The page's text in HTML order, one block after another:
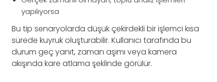
yapılıyorsa
Bu tip senaryolarda düşük çekirdekli bir işlemci kısa
sürede kuyruk oluşturabilir. Kullanıcı tarafında bu
durum geç yanıt, zaman aşımı veya kamera
akışında kare atlama şeklinde görülür.